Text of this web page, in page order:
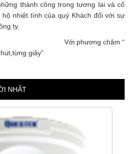
thành công trong tương lai và cố
nhiệt tình của quý Khách đối với sự
ty.
châm “
giây”
NHẤT